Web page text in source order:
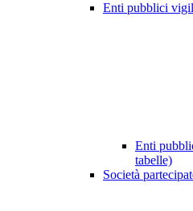
Enti pubblici
Enti
tabelle)
Società